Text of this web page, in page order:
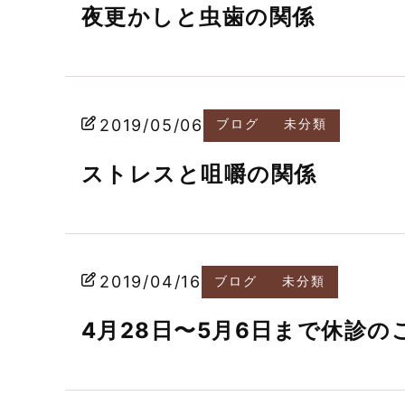
夜更かしと虫歯の関係
2019/05/06 ブログ 未分類
ストレスと咀嚼の関係
2019/04/16 ブログ 未分類
4月28日〜5月6日まで休診の